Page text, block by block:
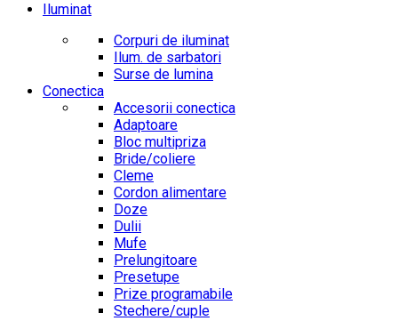
Iluminat
Corpuri de iluminat
Ilum. de sarbatori
Surse de lumina
Conectica
Accesorii conectica
Adaptoare
Bloc multipriza
Bride/coliere
Cleme
Cordon alimentare
Doze
Dulii
Mufe
Prelungitoare
Presetupe
Prize programabile
Stechere/cuple